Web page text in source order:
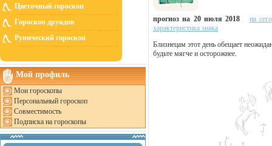
Цветочный гороскоп
Гороскоп друидов
Рунический гороскоп
Мой профиль
Мои гороскопы
Персональный гороскоп
Совместимость
Подписка на гороскопы
прогноз на 20 июля 2018
на
характеристика знака
Близнецам этот день обещает
будьте мягче и осторожнее.